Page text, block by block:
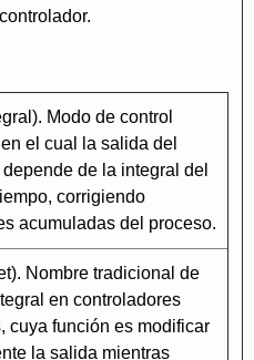
Modo de control
el cual la salida del
de la integral del
corrigiendo
acumuladas del proceso.
Nombre tradicional de
en controladores
cuya función es modificar
la salida mientras